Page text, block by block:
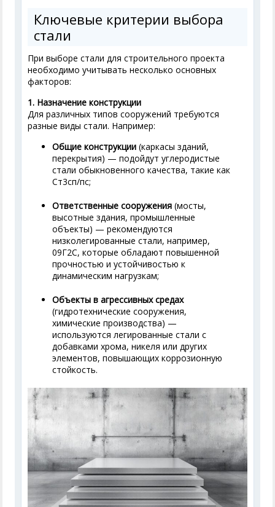
Ключевые критерии выбора
стали
При выборе стали для строительного проекта
необходимо учитывать несколько основных
факторов:
1. Назначение конструкции
Для различных типов сооружений требуются
разные виды стали. Например:
Общие конструкции (каркасы зданий,
перекрытия) — подойдут углеродистые
стали обыкновенного качества, такие как
Ст3сп/пс;
Ответственные сооружения (мосты,
высотные здания, промышленные
объекты) — рекомендуются
низколегированные стали, например,
09Г2С, которые обладают повышенной
прочностью и устойчивостью к
динамическим нагрузкам;
Объекты в агрессивных средах
(гидротехнические сооружения,
химические производства) —
используются легированные стали с
добавками хрома, никеля или других
элементов, повышающих коррозионную
стойкость.